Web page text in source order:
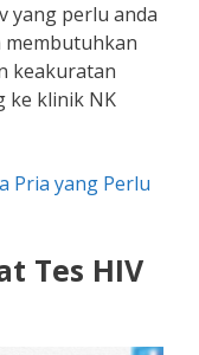
yang perlu anda
membutuhkan
keakuratan
ke klinik NK
Pria yang Perlu
Tes HIV